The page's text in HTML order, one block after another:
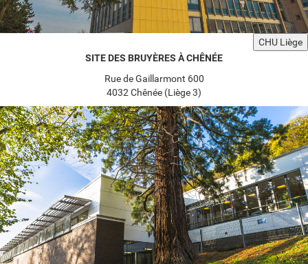
CHU Liège
SITE DES BRUYÈRES À CHÊNÉE
Rue de Gaillarmont 600
4032 Chênée (Liège 3)